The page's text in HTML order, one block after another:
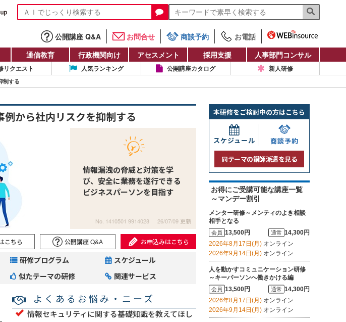
公開講座 Q&A お問合せ 商談予約
お電話
通信教育 行政機関向け アセスメント 採用支援 人事部門コンサル
リクエスト 人気ランキング 公開講座カタログ 新人研修
制する
から社内リスクを抑制する
情報漏洩の脅威と対策を学
び、安全に業務を遂行できる
ビジネスパーソンを目指す
No. 1410501 9914028 26/07/09 更新
こちら 公開講座 Q&A お申込みはこちら
研修プログラム
スケジュール
似たテーマの研修 関連サービス
よくあるお悩み・ニーズ
情報セキュリティに関する基礎知識を教えてほし
本研修をご検討中の方はこちら
スケジュール
商談予約
同テーマの講師派遣を見る
お得にご受講可能な講座一覧
～マンデー割引
メンター研修～メンティのよき相談
相手となる
会員 13,500円 通常 14,300円
2026年8月17日(月) オンライン
2026年9月14日(月) オンライン
人を動かすコミュニケーション研修
～キーパーソンへ働きかける編
会員 13,500円 通常 14,300円
2026年8月17日(月) オンライン
2026年9月14日(月) オンライン